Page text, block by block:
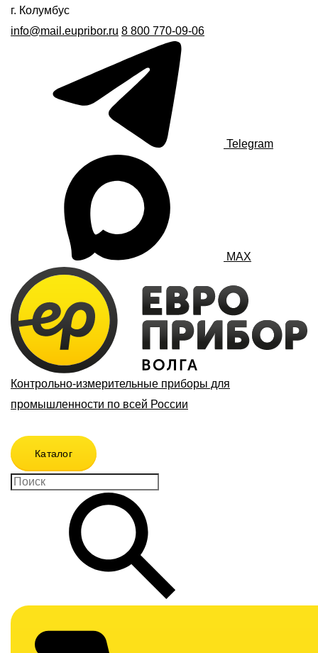
г. Колумбус
info@mail.eupribor.ru 8 800 770-09-06
Telegram
MAX
Контрольно-измерительные приборы для
промышленности по всей России
Каталог